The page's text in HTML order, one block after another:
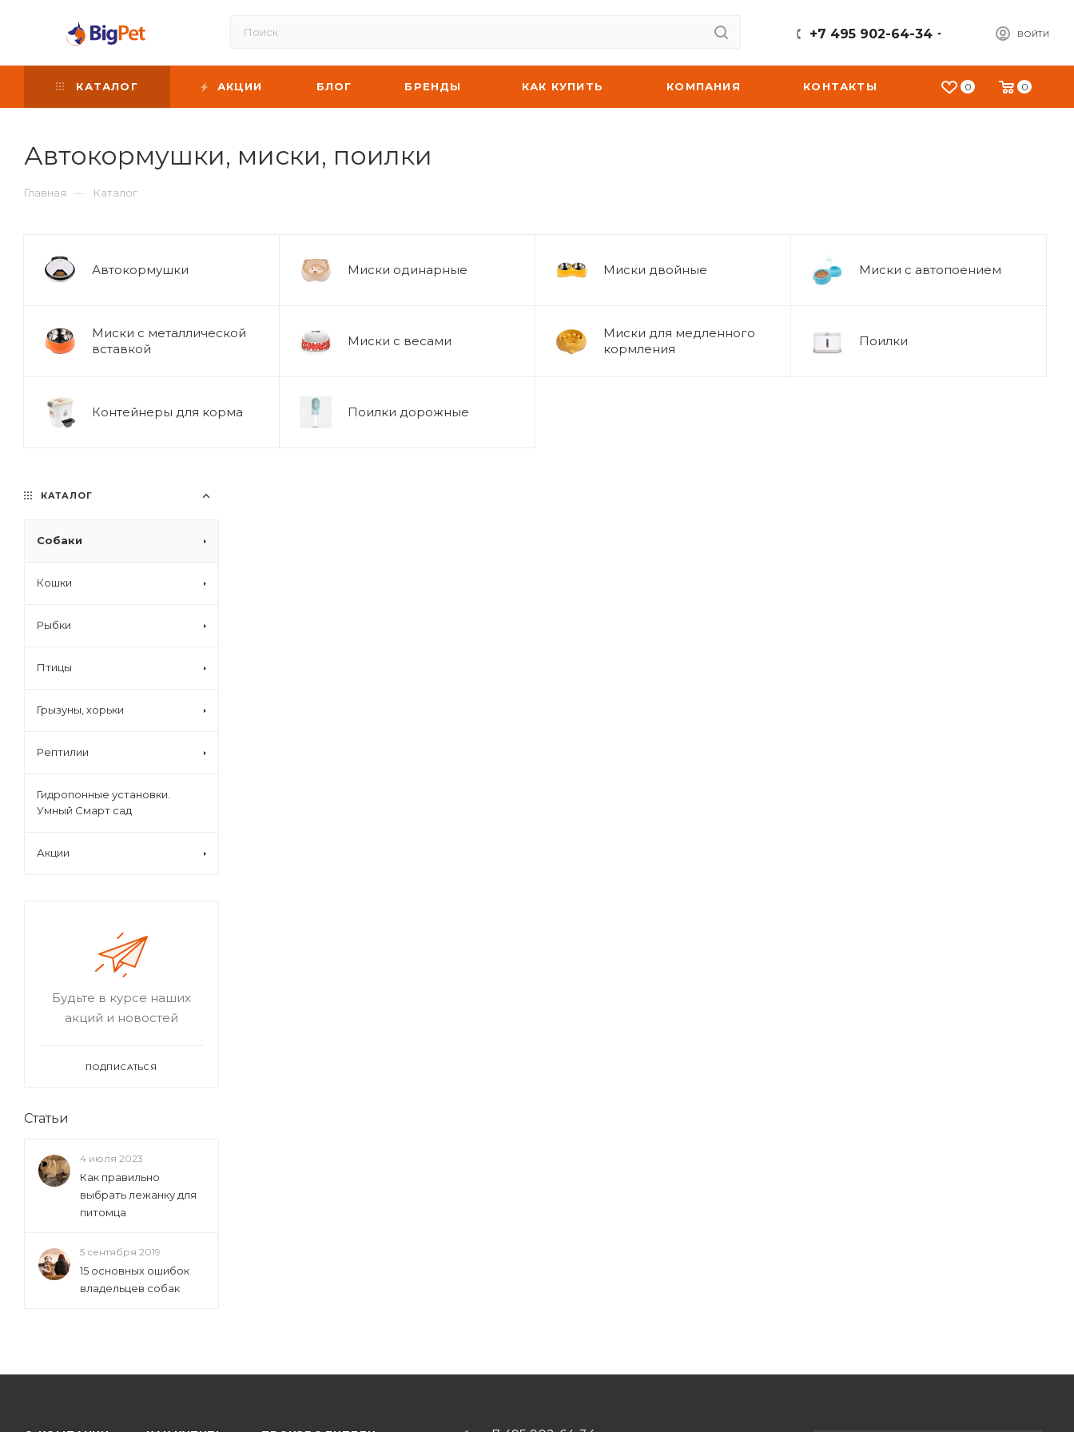
ВОЙТИ
+7 495 902-64-34
0 0
КАТАЛОГ АКЦИИ БЛОГ БРЕНДЫ КАК КУПИТЬ КОМПАНИЯ КОНТАКТЫ
Автокормушки, миски, поилки
Главная — Каталог
Автокормушки Миски одинарные Миски двойные Миски с автопоением
Миски с металлической
вставкой
Миски с весами
Миски для медленного
кормления
Поилки
Контейнеры для корма Поилки дорожные
КАТАЛОГ
Собаки
Кошки
Рыбки
Птицы
Грызуны, хорьки
Рептилии
Гидропонные установки.
Умный Смарт сад
Акции
Будьте в курсе наших
акций и новостей
ПОДПИСАТЬСЯ
Статьи
4 июля 2023
Как правильно
выбрать лежанку для
питомца
5 сентября 2019
15 основных ошибок
владельцев собак